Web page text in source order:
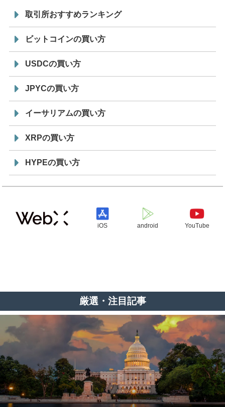
取引所おすすめランキング
ビットコインの買い方
USDCの買い方
JPYCの買い方
イーサリアムの買い方
XRPの買い方
HYPEの買い方
iOS android YouTube
厳選・注目記事